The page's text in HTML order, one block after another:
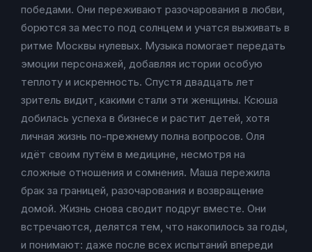
победами. Они переживают разочарования в любви,
борются за место под солнцем и учатся выживать в
ритме Москвы нулевых. Музыка помогает передать
эмоции персонажей, добавляя истории особую
теплоту и искренность. Спустя двадцать лет
зритель видит, какими стали эти женщины. Ксюша
добилась успеха в бизнесе и растит детей, хотя
личная жизнь по-прежнему полна вопросов. Оля
идёт своим путём в медицине, несмотря на
сложные отношения и сомнения. Маша пережила
брак за границей, разочарования и возвращение
домой. Жизнь снова сводит подруг вместе. Они
встречаются, делятся тем, что накопилось за годы,
и понимают: даже после всех испытаний впереди